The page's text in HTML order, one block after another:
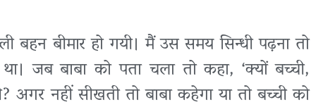
बहन बीमार हो गयी। मैं उस समय सिन्धी पढ़ना तो
जब बाबा को पता चला तो कहा, ‘क्यों बच्ची,
नहीं सीखती तो बाबा कहेगा या तो बच्ची को